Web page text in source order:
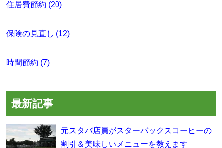
住居費節約 (20)
保険の見直し (12)
時間節約 (7)
最新記事
元スタバ店員がスターバックスコーヒーの
割引＆美味しいメニューを教えます